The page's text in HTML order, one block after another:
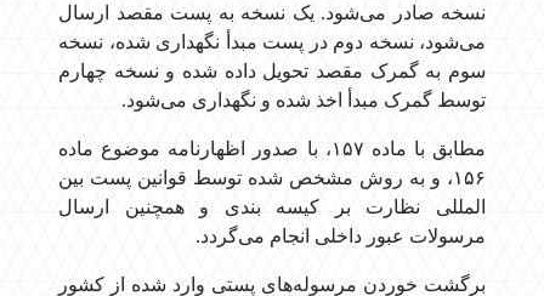
نسخه صادر می‌شود. یک نسخه به پست مقصد ارسال
می‌شود، نسخه دوم در پست مبدأ نگهداری شده، نسخه
سوم به گمرک مقصد تحویل داده شده و نسخه چهارم
توسط گمرک مبدأ اخذ شده و نگهداری می‌شود.
مطابق با ماده ۱۵۷، با صدور اظهارنامه موضوع ماده
۱۵۶، و به روش مشخص شده توسط قوانین پست بین
المللی نظارت بر کیسه بندی و همچنین ارسال
مرسولات عبور داخلی انجام می‌گردد.
برگشت خوردن مرسوله‌های پستی وارد شده از کشور